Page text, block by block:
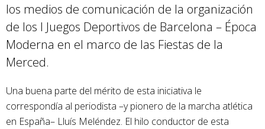
los medios de comunicación de la organización
de los I Juegos Deportivos de Barcelona – Época
Moderna en el marco de las Fiestas de la
Merced.
Una buena parte del mérito de esta iniciativa le
correspondía al periodista –y pionero de la marcha atlética
en España– Lluís Meléndez. El hilo conductor de esta